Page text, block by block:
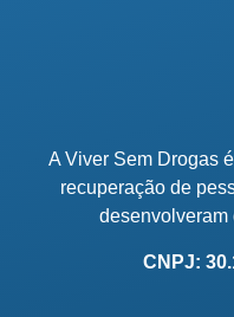
A Viver Sem Drogas
recuperação de
desenvolveram
CNPJ: